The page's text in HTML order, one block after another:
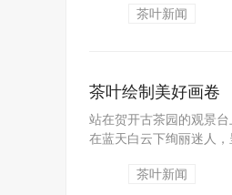
茶叶新闻
茶叶绘制美好画卷
站在贺开古茶园的观景
在蓝天白云下绚丽迷人
茶叶新闻